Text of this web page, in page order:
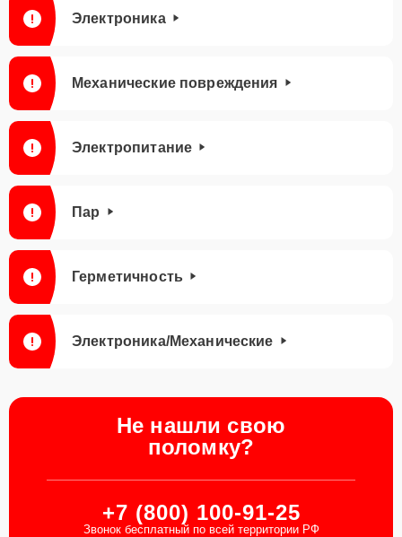
Электроника
Механические повреждения
Электропитание
Пар
Герметичность
Электроника/Механические
Не нашли свою
поломку?
+7 (800) 100-91-25
Звонок бесплатный по всей территории РФ